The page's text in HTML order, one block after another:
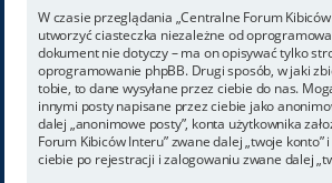
W czasie przeglądania „Centralne Forum
utworzyć ciasteczka niezależne od
dokument nie dotyczy – ma on opisywać tylko
oprogramowanie phpBB. Drugi sposób, w jaki
tobie, to dane wysyłane przez ciebie do nas.
innymi posty napisane przez ciebie jako
dalej „anonimowe posty”, konta użytkownika
Forum Kibiców Interu” zwane dalej „twoje konto”
ciebie po rejestracji i zalogowaniu zwane dalej